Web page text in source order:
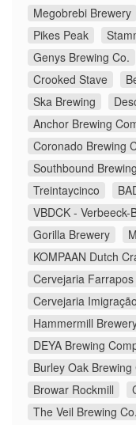
Megobrebi Brewery
Pikes Peak
Genys Brewing Co.
Crooked Stave
Ska Brewing
Anchor Brewing
Coronado Brewing
Southbound
Treintaycinco
VBDCK - Verbeeck-
Gorilla Brewery
KOMPAAN Dutch
Cervejaria Farrapos
Cervejaria Imigração
Hammermill
DEYA Brewing
Burley Oak
Browar Rockmill
The Veil Brewing Co.